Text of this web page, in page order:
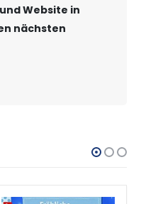
Website in
nächsten